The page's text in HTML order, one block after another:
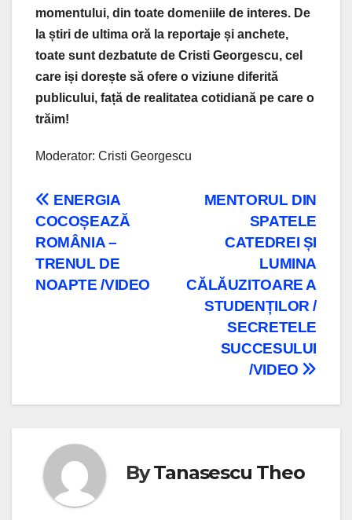
momentului, din toate domeniile de interes. De
la știri de ultima oră la reportaje și anchete,
toate sunt dezbatute de Cristi Georgescu, cel
care iși dorește să ofere o viziune diferită
publicului, față de realitatea cotidiană pe care o
trăim!
Moderator: Cristi Georgescu
Navigare
în
articole
MENTORUL DIN
SPATELE
CATEDREI ȘI
LUMINA
CĂLĂUZITOARE A
STUDENȚILOR /
SECRETELE
SUCCESULUI
/VIDEO
ENERGIA
COCOȘEAZĂ
ROMÂNIA –
TRENUL DE
NOAPTE /VIDEO
ByTanasescu Theo